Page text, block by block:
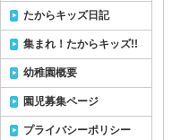
たからキッズ日記
集まれ！たからキッズ!!
幼稚園概要
園児募集ページ
プライバシーポリシー